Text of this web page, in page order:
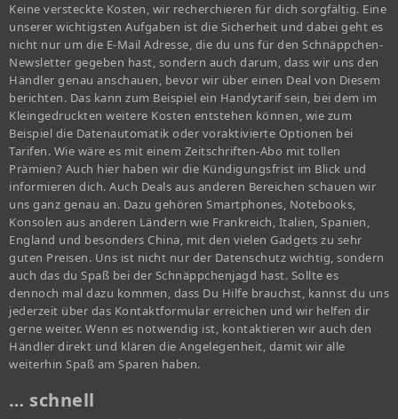
Keine versteckte Kosten, wir recherchieren für dich sorgfältig. Eine
unserer wichtigsten Aufgaben ist die Sicherheit und dabei geht es
nicht nur um die E-Mail Adresse, die du uns für den Schnäppchen-
Newsletter gegeben hast, sondern auch darum, dass wir uns den
Händler genau anschauen, bevor wir über einen Deal von Diesem
berichten. Das kann zum Beispiel ein Handytarif sein, bei dem im
Kleingedruckten weitere Kosten entstehen können, wie zum
Beispiel die Datenautomatik oder voraktivierte Optionen bei
Tarifen. Wie wäre es mit einem Zeitschriften-Abo mit tollen
Prämien? Auch hier haben wir die Kündigungsfrist im Blick und
informieren dich. Auch Deals aus anderen Bereichen schauen wir
uns ganz genau an. Dazu gehören Smartphones, Notebooks,
Konsolen aus anderen Ländern wie Frankreich, Italien, Spanien,
England und besonders China, mit den vielen Gadgets zu sehr
guten Preisen. Uns ist nicht nur der Datenschutz wichtig, sondern
auch das du Spaß bei der Schnäppchenjagd hast. Sollte es
dennoch mal dazu kommen, dass Du Hilfe brauchst, kannst du uns
jederzeit über das Kontaktformular erreichen und wir helfen dir
gerne weiter. Wenn es notwendig ist, kontaktieren wir auch den
Händler direkt und klären die Angelegenheit, damit wir alle
weiterhin Spaß am Sparen haben.
… schnell